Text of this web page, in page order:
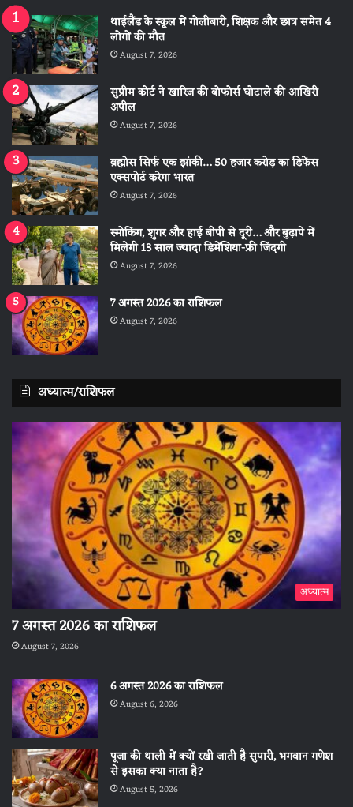
थाईलैंड के स्कूल में गोलीबारी, शिक्षक और छात्र समेत 4
लोगों की मौत
August 7, 2026
सुप्रीम कोर्ट ने खारिज की बोफोर्स घोटाले की आखिरी
अपील
August 7, 2026
ब्रह्मोस सिर्फ एक झांकी… 50 हजार करोड़ का डिफेंस
एक्सपोर्ट करेगा भारत
August 7, 2026
स्मोकिंग, शुगर और हाई बीपी से दूरी… और बुढ़ापे में
मिलेगी 13 साल ज्यादा डिमेंशिया-फ्री जिंदगी
August 7, 2026
7 अगस्त 2026 का राशिफल
August 7, 2026
अध्यात्म/राशिफल
अध्यात्म
7 अगस्त 2026 का राशिफल
August 7, 2026
6 अगस्त 2026 का राशिफल
August 6, 2026
पूजा की थाली में क्यों रखी जाती है सुपारी, भगवान गणेश
से इसका क्या नाता है?
August 5, 2026